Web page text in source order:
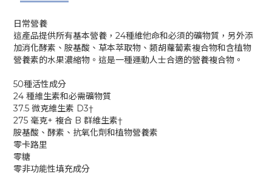
日常營養
這產品提供所有基本營養，24種維他命和必須的礦物質，另外添
加消化酵素、胺基酸、草本萃取物、類胡蘿蔔素複合物和含植物
營養素的水果濃縮物。這是一種運動人士合適的營養複合物。
50種活性成分
24 種維生素和必需礦物質
37.5 微克維生素 D3†
275 毫克+ 複合 B 群維生素†
胺基酸、酵素、抗氧化劑和植物營養素
零卡路里
零糖
零非功能性填充成分